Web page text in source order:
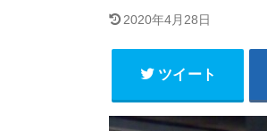
2020年4月28日
ツイート